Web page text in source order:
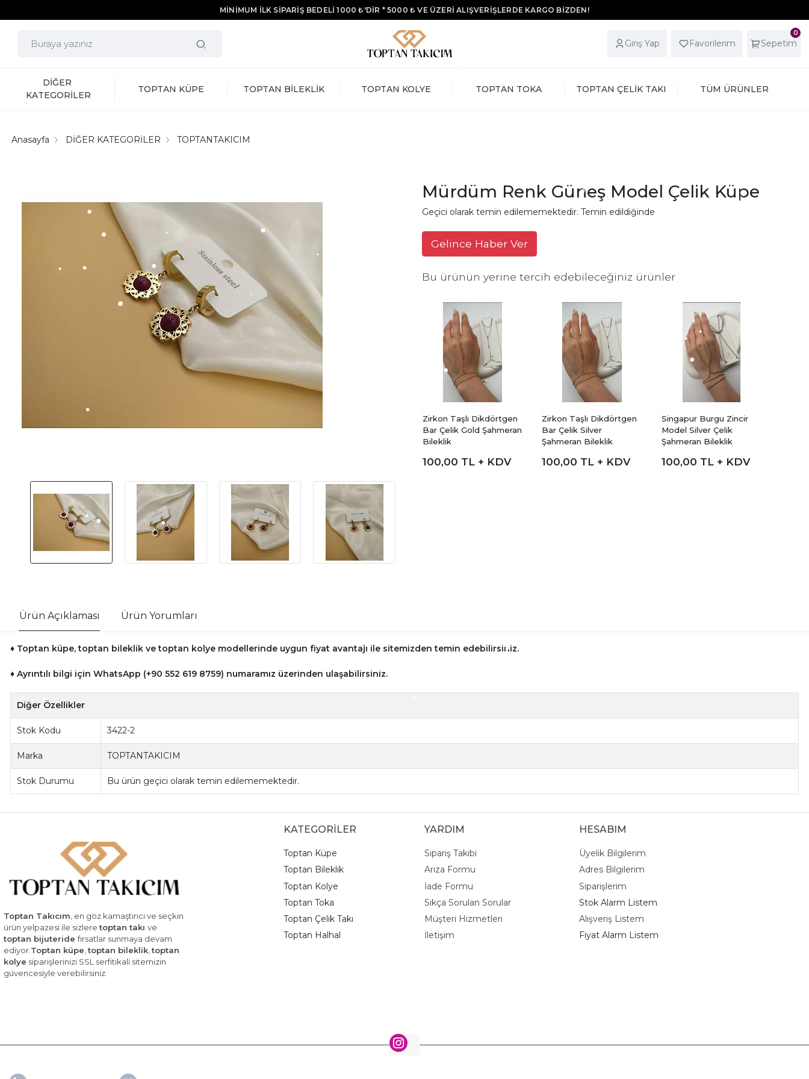
MİNİMUM İLK SİPARİŞ BEDELİ 1000 ₺'DİR * 5000 ₺ VE ÜZERİ ALIŞVERİŞLERDE KARGO BİZDEN!
Giriş Yap Favorilerim
0
Sepetim
DİĞER
KATEGORİLER
TOPTAN KÜPE TOPTAN BİLEKLİK TOPTAN KOLYE TOPTAN TOKA TOPTAN ÇELİK TAKI TÜM ÜRÜNLER
Anasayfa DİĞER KATEGORİLER TOPTANTAKICIM
Mürdüm Renk Güneş Model Çelik Küpe
Geçici olarak temin edilememektedir. Temin edildiğinde
Gelince Haber Ver
Bu ürünün yerine tercih edebileceğiniz ürünler
Zirkon Taşlı Dikdörtgen
Bar Çelik Gold Şahmeran
Bileklik
100,00 TL + KDV
Zirkon Taşlı Dikdörtgen
Bar Çelik Silver
Şahmeran Bileklik
100,00 TL + KDV
Singapur Burgu Zincir
Model Silver Çelik
Şahmeran Bileklik
100,00 TL + KDV
Ürün Açıklaması Ürün Yorumları
♦ Toptan küpe, toptan bileklik ve toptan kolye modellerinde uygun fiyat avantajı ile sitemizden temin edebilirsiniz.
♦ Ayrıntılı bilgi için WhatsApp (+90 552 619 8759) numaramız üzerinden ulaşabilirsiniz.
Diğer Özellikler
Stok Kodu 3422-2
Marka TOPTANTAKICIM
Stok Durumu Bu ürün geçici olarak temin edilememektedir.
Toptan Takıcım, en göz kamaştırıcı ve seçkin
ürün yelpazesi ile sizleretoptan takı ve
toptan bijuteridefırsatlar sunmaya devam
ediyor.Toptan küpe,toptan bileklik,toptan
kolye siparişlerinizi SSL serfitikali sitemizin
güvencesiyle verebilirsiniz.
KATEGORİLER
Toptan Küpe
Toptan Bileklik
Toptan Kolye
Toptan Toka
Toptan Çelik Takı
Toptan Halhal
YARDIM
Sipariş Takibi
Arıza Formu
İade Formu
Sıkça Sorulan Sorular
Müşteri Hizmetleri
İletişim
HESABIM
Üyelik Bilgilerim
Adres Bilgilerim
Siparişlerim
Stok Alarm Listem
Alışveriş Listem
Fiyat Alarm Listem